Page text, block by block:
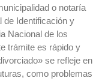
o notaría
de Identificación y
Nacional de los
trámite es rápido y
se refleje en
como problemas